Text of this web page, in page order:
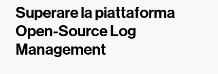
Superare la piattaforma
Open-Source Log
Management